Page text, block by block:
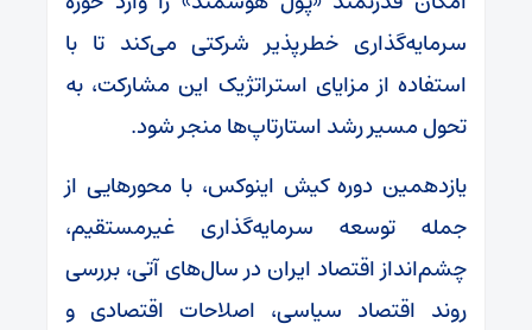
سرمایه‌گذاری خطرپذیر شرکتی می‌کند تا با
استفاده از مزایای استراتژیک این مشارکت، به
تحول مسیر رشد استارتاپ‌ها منجر شود.
یازدهمین دوره کیش اینوکس، با محورهایی از
جمله توسعه سرمایه‌گذاری غیرمستقیم،
چشم‌انداز اقتصاد ایران در سال‌های آتی، بررسی
روند اقتصاد سیاسی، اصلاحات اقتصادی و